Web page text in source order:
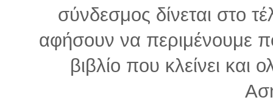
σύνδεσμος δίνεται στο
αφήσουν να περιμένουμε
βιβλίο που κλείνει και